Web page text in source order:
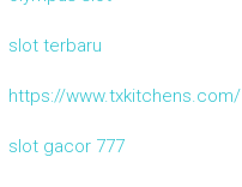
slot terbaru
https://www.txkitchens.com/
slot gacor 777